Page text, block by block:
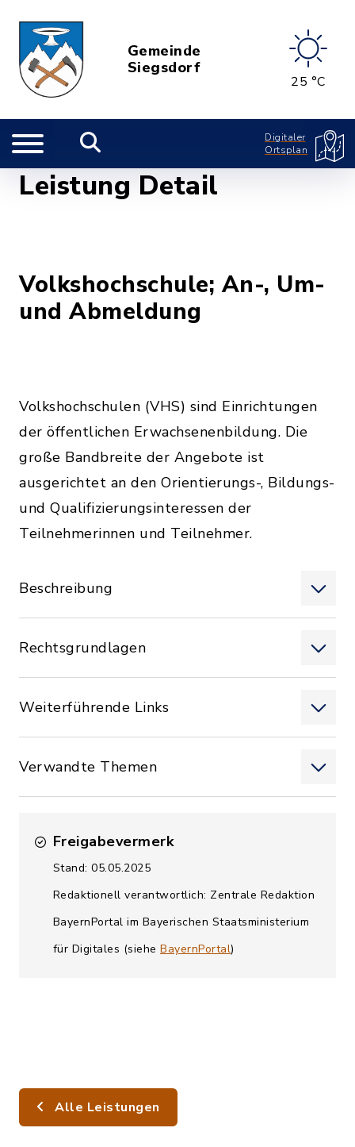
Gemeinde
Siegsdorf
25 °C
Digitaler
Ortsplan
Leistung Detail
Volkshochschule; An-, Um-
und Abmeldung
Volkshochschulen (VHS) sind Einrichtungen
der öffentlichen Erwachsenenbildung. Die
große Bandbreite der Angebote ist
ausgerichtet an den Orientierungs-, Bildungs-
und Qualifizierungsinteressen der
Teilnehmerinnen und Teilnehmer.
Beschreibung
Rechtsgrundlagen
Weiterführende Links
Verwandte Themen
Freigabevermerk
Stand: 05.05.2025
Redaktionell verantwortlich: Zentrale Redaktion
BayernPortal im Bayerischen Staatsministerium
für Digitales (siehe BayernPortal)
Alle Leistungen